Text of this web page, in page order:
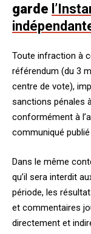
garde
Toute infraction à
référendum (du 3
centre de vote),
sanctions pénales
conformément à
communiqué publié
Dans le même
qu’il sera interdit
période, les
et commentaires
directement et